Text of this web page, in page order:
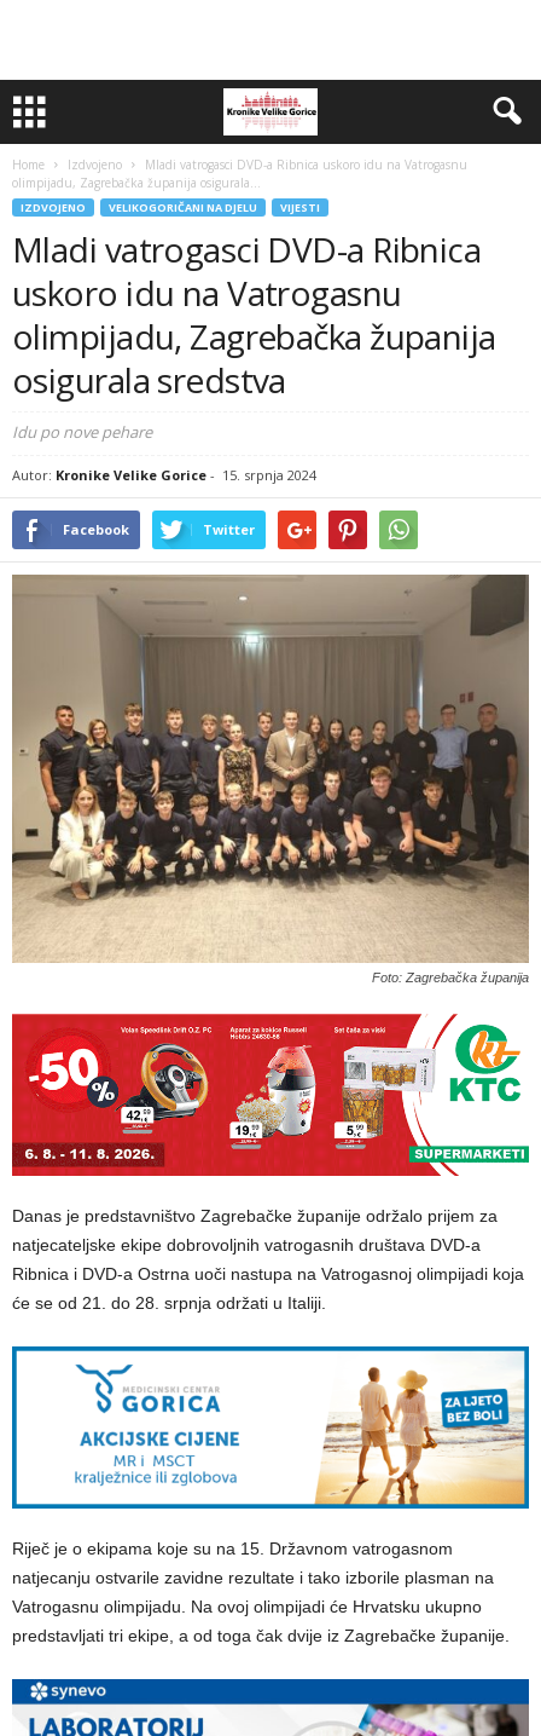
Home Izdvojeno
Mladi vatrogasci DVD-a Ribnica uskoro idu na Vatrogasnu
olimpijadu, Zagrebačka županija osigurala...
IZDVOJENO VELIKOGORIČANI NA DJELU VIJESTI
Mladi vatrogasci DVD-a Ribnica
uskoro idu na Vatrogasnu
olimpijadu, Zagrebačka županija
osigurala sredstva
Idu po nove pehare
Autor: Kronike Velike Gorice - 15. srpnja 2024
Facebook Twitter
Foto: Zagrebačka županija
Danas je predstavništvo Zagrebačke županije održalo prijem za
natjecateljske ekipe dobrovoljnih vatrogasnih društava DVD-a
Ribnica i DVD-a Ostrna uoči nastupa na Vatrogasnoj olimpijadi koja
će se od 21. do 28. srpnja održati u Italiji.
Riječ je o ekipama koje su na 15. Državnom vatrogasnom
natjecanju ostvarile zavidne rezultate i tako izborile plasman na
Vatrogasnu olimpijadu. Na ovoj olimpijadi će Hrvatsku ukupno
predstavljati tri ekipe, a od toga čak dvije iz Zagrebačke županije.